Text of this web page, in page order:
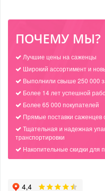
ПОЧЕМУ МЫ?
Лучшие цены на саженцы
Широкий ассортимент и
Выполнили свыше 250 000
Более 14 лет успешной
Более 65 000 покупателей
Прямые поставки саженцев
Тщательная и надежная
транспортировки
Накопительные скидки для